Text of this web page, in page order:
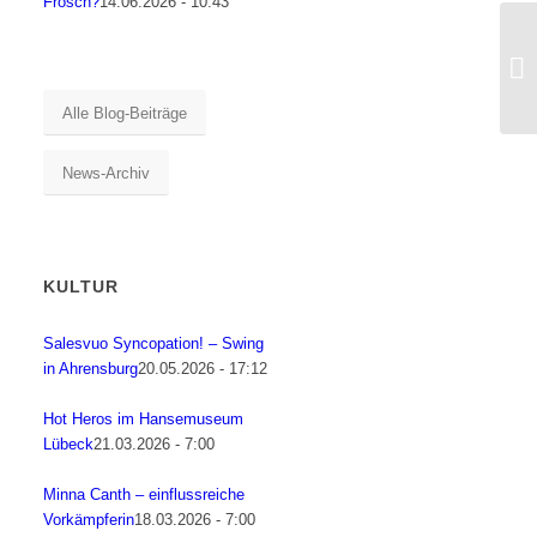
Alle Blog-Beiträge
News-Archiv
KULTUR
Salesvuo Syncopation! – Swing
in Ahrensburg20.05.2026 - 17:12
Hot Heros im Hansemuseum
Lübeck21.03.2026 - 7:00
Minna Canth – einflussreiche
Vorkämpferin18.03.2026 - 7:00